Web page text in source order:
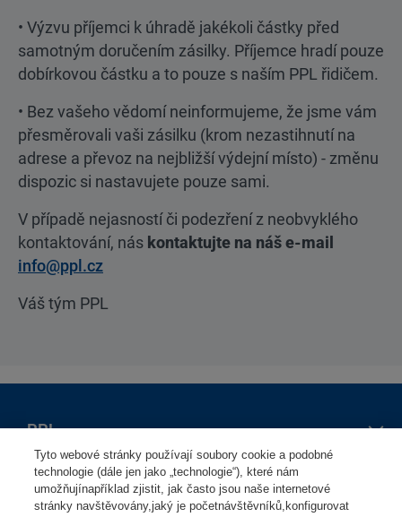
• Výzvu příjemci k úhradě jakékoli částky před
samotným doručením zásilky. Příjemce hradí pouze
dobírkovou částku a to pouze s naším PPL řidičem.
• Bez vašeho vědomí neinformujeme, že jsme vám
přesměrovali vaši zásilku (krom nezastihnutí na
adrese a převoz na nejbližší výdejní místo) - změnu
dispozic si nastavujete pouze sami.
V případě nejasností či podezření z neobvyklého
kontaktování, nás kontaktujte na náš e-mail
info@ppl.cz
Váš tým PPL
PPL
Mapa výdejních míst
Osoby
Tyto webové stránky používají soubory cookie a podobné
technologie (dále jen jako „technologie“), které nám
umožňujínapříklad zjistit, jak často jsou naše internetové
stránky navštěvovány,jaký je početnávštěvníků,konfigurovat